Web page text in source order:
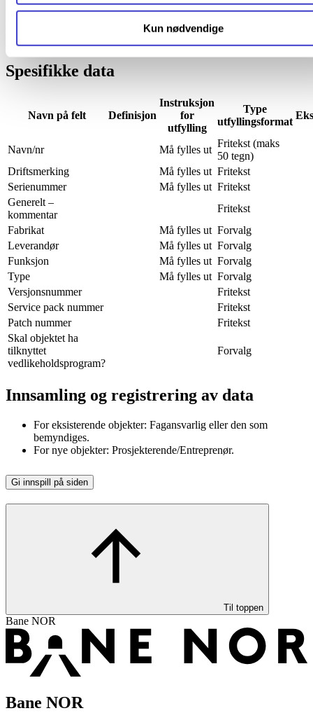
Kun nødvendige
på sidenRegistrering av funksjonelle lokasjoner.
Generelle data for registrering av objekter finner du på siden
Registrering av objekter
Spesifikke data
Navn på felt Definisjon
Instruksjon
for
utfylling
Type
utfyllingsformat
Navn/nr Må fylles ut
Fritekst (maks
50 tegn)
Driftsmerking
Må fylles ut Fritekst
Serienummer
Må fylles ut Fritekst
Generelt –
kommentar
Fritekst
Fabrikat
Må fylles ut Forvalg
Leverandør
Må fylles ut Forvalg
Funksjon
Må fylles ut Forvalg
Type
Må fylles ut Forvalg
Versjonsnummer
Fritekst
Service pack nummer
Fritekst
Patch nummer
Fritekst
Skal objektet ha
tilknyttet
vedlikeholdsprogram?
Forvalg
Innsamling og registrering av data
For eksisterende objekter: Fagansvarlig eller den som
bemyndiges.
For nye objekter: Prosjekterende/Entreprenør.
Gi innspill på siden
Til toppen
Bane NOR
Bane NOR